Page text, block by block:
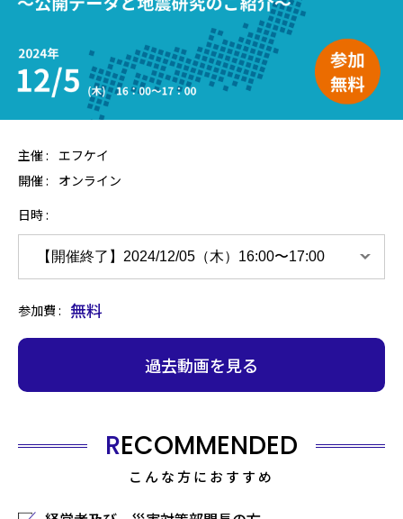
主催 : エフケイ
開催 :
オンライン
日時
参加費 無料
過去動画を見る
RECOMMENDED
こんな方におすすめ